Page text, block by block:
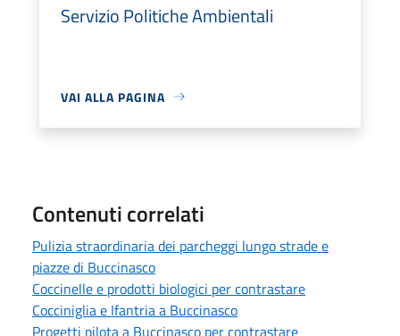
Servizio Politiche Ambientali
VAI ALLA PAGINA
Contenuti correlati
Pulizia straordinaria dei parcheggi lungo strade e
piazze di Buccinasco
Coccinelle e prodotti biologici per contrastare
Cocciniglia e Ifantria a Buccinasco
Progetti pilota a Buccinasco per contrastare